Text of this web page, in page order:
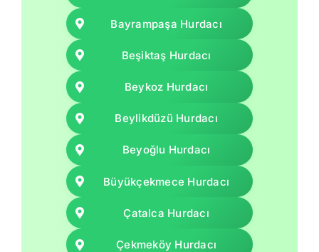
Bayrampaşa Hurdacı
Beşiktaş Hurdacı
Beykoz Hurdacı
Beylikdüzü Hurdacı
Beyoğlu Hurdacı
Büyükçekmece Hurdacı
Çatalca Hurdacı
Çekmeköy Hurdacı